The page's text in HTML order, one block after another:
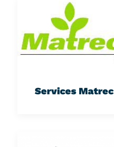
Services Matrec